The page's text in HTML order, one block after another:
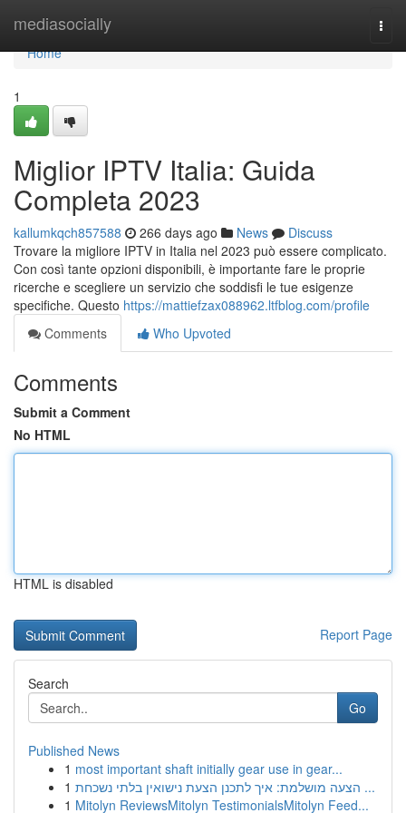
mediasocially
Home
Home
1
Miglior IPTV Italia: Guida
Completa 2023
kallumkqch857588 266 days ago News
Discuss
Trovare la migliore IPTV in Italia nel 2023 può essere complicato.
Con così tante opzioni disponibili, è importante fare le proprie
ricerche e scegliere un servizio che soddisfi le tue esigenze
specifiche. Questo https://mattiefzax088962.ltfblog.com/profile
Comments
Who Upvoted
Comments
Submit a Comment
No HTML
HTML is disabled
Report Page
Search
Go
Published News
1 most important shaft initially gear use in gear...
1
הצעה מושלמת: איך לתכנן הצעת נישואין בלתי נשכחת ...
1 Mitolyn ReviewsMitolyn TestimonialsMitolyn Feed...